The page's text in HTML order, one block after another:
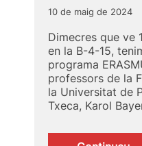
10 de maig de 2024
Dimecres que ve
en la B-4-15,
programa
professors de la
la Universitat de
Txeca, Karol